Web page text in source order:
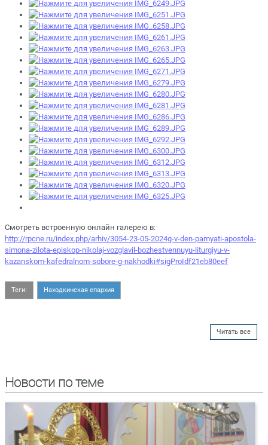
Смотреть встроенную онлайн галерею в:
http://rpcne.ru/index.php/arhiv/3054-23-05-2024g-v-den-pamyati-apostola-
simona-zilota-episkop-nikolaj-vozglavil-bozhestvennuyu-liturgiyu-v-
kazanskom-kafedralnom-sobore-g-nakhodki#sigProIdf21eb80eef
Теги: Находкинская епархия
Читать все
Новости по теме